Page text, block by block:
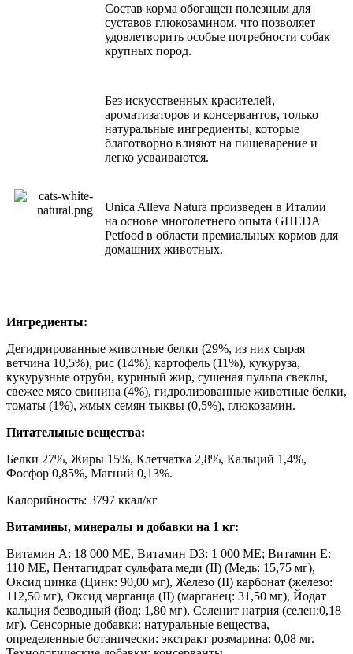
Состав корма обогащен полезным для
суставов глюкозамином, что позволяет
удовлетворить особые потребности собак
крупных пород.
Без искусственных красителей,
ароматизаторов и консервантов, только
натуральные ингредиенты, которые
благотворно влияют на пищеварение и
легко усваиваются.
Unica Alleva Natura произведен в Италии
на основе многолетнего опыта GHEDA
Petfood в области премиальных кормов для
домашних животных.
Ингредиенты:
Дегидрированные животные белки (29%, из них сырая
ветчина 10,5%), рис (14%), картофель (11%), кукуруза,
кукурузные отруби, куриный жир, сушеная пульпа свеклы,
свежее мясо свинина (4%), гидролизованные животные белки,
томаты (1%), жмых семян тыквы (0,5%), глюкозамин.
Питательные вещества:
Белки 27%, Жиры 15%, Клетчатка 2,8%, Кальций 1,4%,
Фосфор 0,85%, Магний 0,13%.
Калорийность: 3797 ккал/кг
Витамины, минералы и добавки на 1 кг:
Витамин А: 18 000 МЕ, Витамин D3: 1 000 МЕ; Витамин Е:
110 МЕ, Пентагидрат сульфата меди (II) (Медь: 15,75 мг),
Оксид цинка (Цинк: 90,00 мг), Железо (II) карбонат (железо:
112,50 мг), Оксид марганца (II) (марганец: 31,50 мг), Йодат
кальция безводный (йод: 1,80 мг), Селенит натрия (селен:0,18
мг). Сенсорные добавки: натуральные вещества,
определенные ботанически: экстракт розмарина: 0,08 мг.